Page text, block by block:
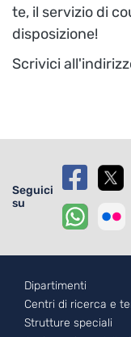
te, il servizio di
disposizione!
Scrivici
Seguici
su
Footer - 1
Dipartimenti
Centri di ricerca e
Strutture speciali